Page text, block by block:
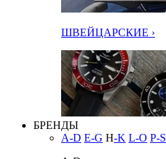
ШВЕЙЦАРСКИЕ ›
БРЕНДЫ
A-D E-G H-K L-O P-S